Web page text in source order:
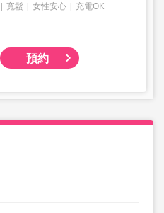
寬鬆 女性安心
充電OK
預約